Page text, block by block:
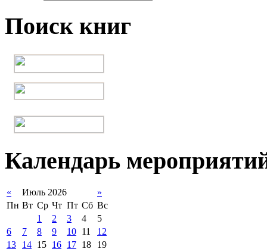
Поиск книг
Календарь
« Июль 2026
»
Пн Вт Ср Чт Пт Сб Вс
1
2 3 4
5
6
7 8 9 10 11
12
13
14 15 16 17 18 19